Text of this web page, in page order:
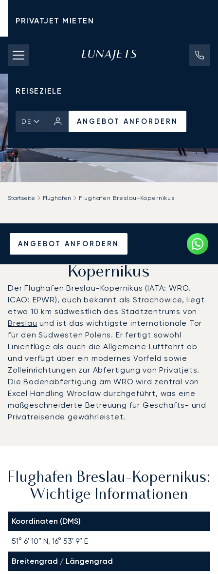
PRIVATJET MIETEN
CHARTERPREISE
PRIVATJETS
REISEZIELE
DE ANGEBOT ANFORDERN
ANGEBOT ANFORDERN
Startseite Flughäfen Flughafen Breslau-Kopernikus
Privatjet chartern zum
Flughafen Breslau-
Kopernikus
Der Flughafen Breslau-Kopernikus (IATA: WRO,
ICAO: EPWR), auch bekannt als Strachowice, liegt
etwa 10 km südwestlich des Stadtzentrums von
Breslau und ist das wichtigste internationale Tor
für den Südwesten Polens. Er fertigt sowohl
Linienflüge als auch die Allgemeine Luftfahrt ab
und verfügt über ein modernes Vorfeld sowie
Zolleinrichtungen zur Abfertigung von Privatjets.
Die Bodenabfertigung am WRO wird zentral von
Excel Handling Wrocław durchgeführt, was eine
maßgeschneiderte Betreuung für Geschäfts- und
Privatreisende gewährleistet.
Flughafen Breslau-Kopernikus:
Wichtige Informationen
Koordinaten (DMS)
51° 6′ 10″ N, 16° 53′ 9″ E
Breitengrad / Längengrad